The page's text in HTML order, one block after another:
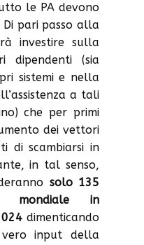
le PA devono
Di pari passo alla
investire sulla
dipendenti (sia
sistemi e nella
a tali
che per primi
dei vettori
di scambiarsi in
in tal senso,
solo 135
mondiale in
dimenticando
input della